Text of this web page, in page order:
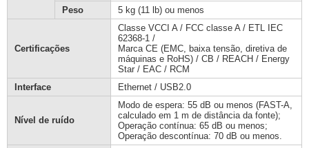
Peso 5 kg (11 lb) ou menos
Certificações
Classe VCCI A / FCC classe A / ETL IEC
62368-1 /
Marca CE (EMC, baixa tensão, diretiva de
máquinas e RoHS) / CB / REACH / Energy
Star / EAC / RCM
Interface
Ethernet / USB2.0
Nível de ruído
Modo de espera: 55 dB ou menos (FAST-A,
calculado em 1 m de distância da fonte);
Operação contínua: 65 dB ou menos;
Operação descontínua: 70 dB ou menos.